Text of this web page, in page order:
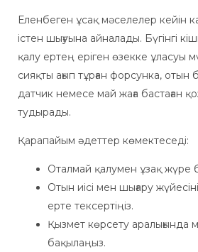
Еленбеген ұсақ мәселелер кейін
істен шығуына айналады. Бүгінгі
қалу ертең еріген өзекке ұласуы
сияқты ағып тұрған форсунка,
датчик немесе май жаға бастаған
тудырады.
Қарапайым әдеттер көмектеседі:
Оталмай қалумен ұзақ жүре
Отын иісі мен шығару
ерте тексертіңіз.
Қызмет көрсету аралығында
бақылаңыз.